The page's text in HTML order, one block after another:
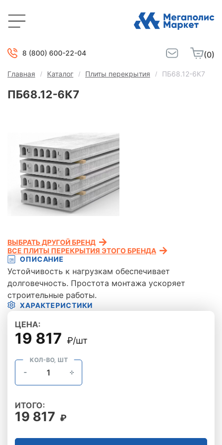
8 (800) 600-22-04 (0)
Главная Каталог Плиты перекрытия ПБ68.12-6К7
ПБ68.12-6К7
ОПИСАНИЕ
Устойчивость к нагрузкам обеспечивает
долговечность. Простота монтажа ускоряет
строительные работы.
ХАРАКТЕРИСТИКИ
ВЫБРАТЬ ДРУГОЙ БРЕНД
ВСЕ ПЛИТЫ ПЕРЕКРЫТИЯ ЭТОГО БРЕНДА
ЦЕНА:
19 817 ₽/шт
КОЛ-ВО, ШТ
ИТОГО:
19 817 ₽